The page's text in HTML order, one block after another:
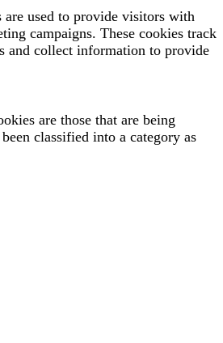
are used to provide visitors with
campaigns. These cookies track
and collect information to provide
are those that are being
classified into a category as